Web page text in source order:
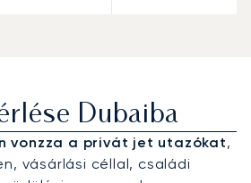
Dubaiba
vonzza a privát jet utazókat,
vásárlási céllal, családi